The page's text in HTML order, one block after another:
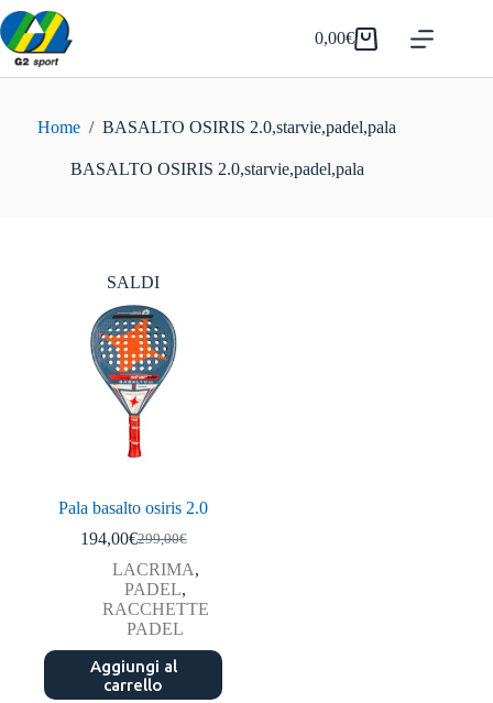
Salta
al
contenuto
Carrello
0,00€
Home / BASALTO OSIRIS 2.0,starvie,padel,pala
BASALTO OSIRIS 2.0,starvie,padel,pala
SALDI
Pala basalto osiris 2.0
299,00€
Il
prezzo
originale
era:
299,00€.
194,00€Il
prezzo
attuale
è:
194,00€.
LACRIMA,
PADEL,
RACCHETTE
PADEL
Aggiungi al
carrello